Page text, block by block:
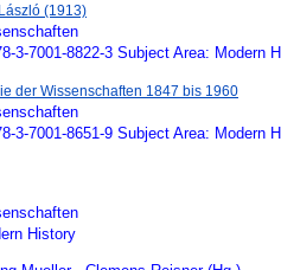
(1913)
3-7001-8822-3 Subject Area: Modern
der Wissenschaften 1847 bis 1960
3-7001-8651-9 Subject Area: Modern
History